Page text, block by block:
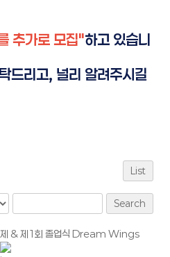
추가로 모집"하고 있습니
드리고, 널리 알려주시길
List
Search
& 제1회 졸업식 Dream Wings